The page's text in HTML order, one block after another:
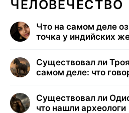
ЧЕЛОВЕЧЕСТВО
Что на самом деле
точка у индийских
Существовал ли
самом деле: что
Существовал ли
что нашли археологи